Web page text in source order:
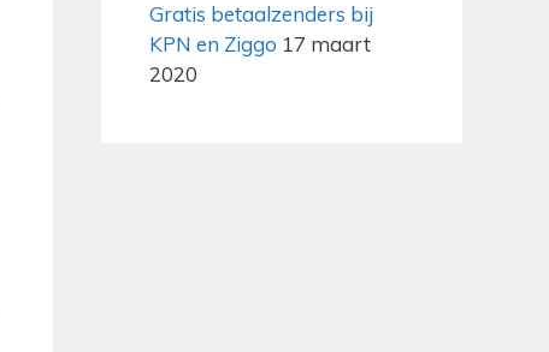
Gratis betaalzenders bij
KPN en Ziggo 17 maart
2020